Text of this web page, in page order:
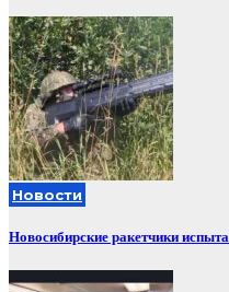
Новости
Новосибирские ракетчики